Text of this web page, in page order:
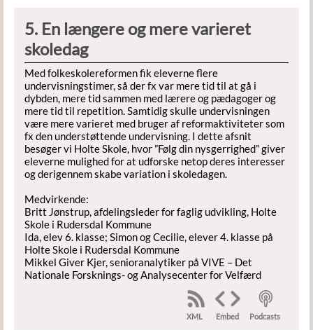
5. En længere og mere varieret
skoledag
Med folkeskolereformen fik eleverne flere
undervisningstimer, så der fx var mere tid til at gå i
dybden, mere tid sammen med lærere og pædagoger og
mere tid til repetition. Samtidig skulle undervisningen
være mere varieret med bruger af reformaktiviteter som
fx den understøttende undervisning. I dette afsnit
besøger vi Holte Skole, hvor ”Følg din nysgerrighed” giver
eleverne mulighed for at udforske netop deres interesser
og derigennem skabe variation i skoledagen.
Medvirkende:
Britt Jønstrup, afdelingsleder for faglig udvikling, Holte
Skole i Rudersdal Kommune
Ida, elev 6. klasse; Simon og Cecilie, elever 4. klasse på
Holte Skole i Rudersdal Kommune
Mikkel Giver Kjer, senioranalytiker på VIVE – Det
Nationale Forsknings- og Analysecenter for Velfærd
XML Embed Podcasts